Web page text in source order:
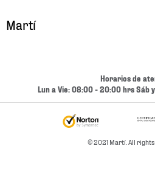
Cambios y Devoluciones
Condiciones de Entrega
Martí
Términos y Condiciones
Horarios de
Lun a Vie: 08:00 - 20:00 hrs Sáb
© 2021 Martí. All